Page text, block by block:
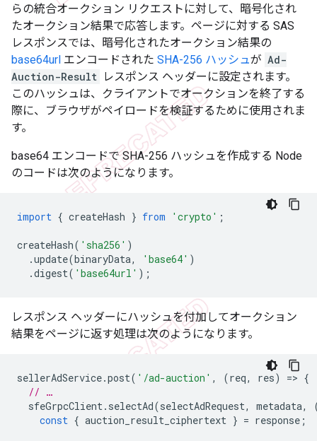
らの統合オークション リクエストに対して、暗号化され
たオークション結果で応答します。ページに対する SAS
レスポンスでは、暗号化されたオークション結果の
base64url エンコードされた SHA-256 ハッシュが Ad-
Auction-Result
レスポンス ヘッダーに設定されます。
このハッシュは、クライアントでオークションを終了する
際に、ブラウザがペイロードを検証するために使用されま
す。
base64 エンコードで SHA-256 ハッシュを作成する Node
のコードは次のようになります。
import { createHash } from 'crypto' ;
createHash( 'sha256' )
.update(binaryData, 'base64' )
.digest( 'base64url' );
レスポンス ヘッダーにハッシュを付加してオークション
結果をページに返す処理は次のようになります。
sellerAdService.post( '/ad-auction' , (req, res) => {
// …
sfeGrpcClient. selectAd(selectAdRequest, metadata,
const { auction_result_ciphertext } = response ;